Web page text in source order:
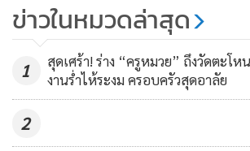
ฟังคำสั่งหรือคำพิพากษาในวันที่ 1 ก.พ.64 ใ
กำลังยื่นฎีกานั้น กำลังจะหมดเวลาลงในวันพ
เมื่อวันที่ 16 ธ.ค.ที่ผ่านมา เราได้มีการขอขยา
ต้องรอคำสั่งศาลว่าท่านจะอนุญาตให้ขยายอ
ของคดีนี้เชื่อว่าจะสามารถฎีกาได้ภายในปีหน้า
710
จองรถยนต์ลูกค้า
ข่าวในหมวดล่าสุด
1
สุดเศร้า! ร่าง “ครูหมวย” ถึงวัดตะโ
งานร่ำไห้ระงม ครอบครัวสุดอาลัย
2